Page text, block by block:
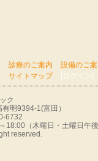
診療のご案内
設備のご
サイトマップ [ログイン]
ク
明9394-1(富田）
6732
18:00（木曜日・土曜日午
reserved.